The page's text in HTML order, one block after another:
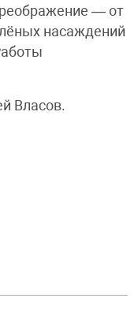
— от
насаждений
Власов.